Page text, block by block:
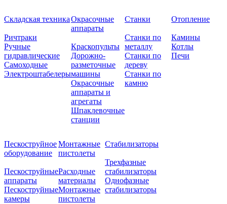
Складская техника
Ричтраки
Ручные
гидравлические
Самоходные
Электроштабелеры
Окрасочные
аппараты
Краскопульты
Дорожно-
разметочные
машины
Окрасочные
аппараты и
агрегаты
Шпаклевочные
станции
Станки
Станки по
металлу
Станки по
дереву
Станки по
камню
Отопление
Камины
Котлы
Печи
Пескоструйное
оборудование
Пескоструйные
аппараты
Пескоструйные
камеры
Монтажные
пистолеты
Расходные
материалы
Монтажные
пистолеты
Стабилизаторы
Трехфазные
стабилизаторы
Однофазные
стабилизаторы